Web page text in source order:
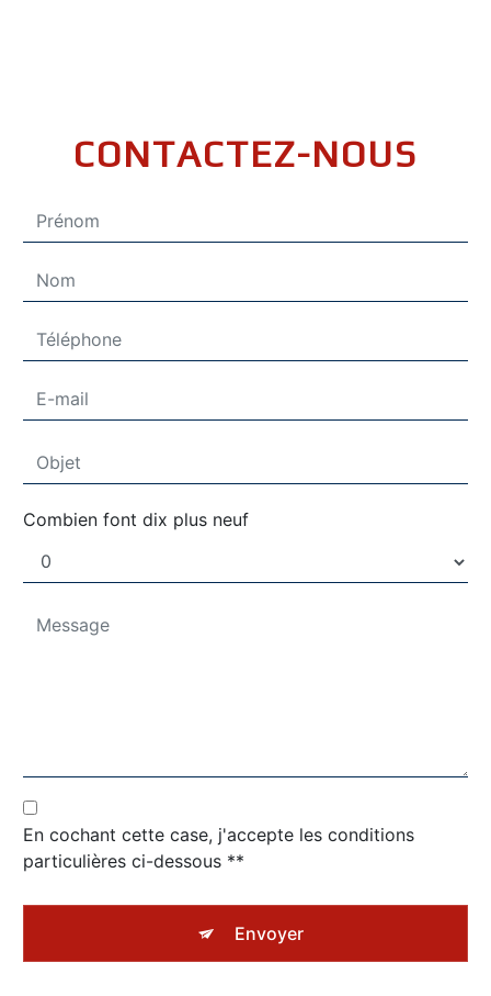
CONTACTEZ-NOUS
Combien font dix plus neuf
En cochant cette case, j'accepte les conditions
particulières ci-dessous **
Envoyer